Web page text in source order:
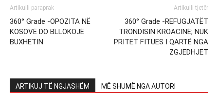
Artikulli paraprak
360° Grade -OPOZITA NË
KOSOVË DO BLLOKOJË
BUXHETIN
Artikulli tjetër
360° Grade -REFUGJATËT
TRONDISIN KROACINË; NUK
PRITET FITUES I QARTË NGA
ZGJEDHJET
ARTIKUJ TË NGJASHËM MË SHUMË NGA AUTORI